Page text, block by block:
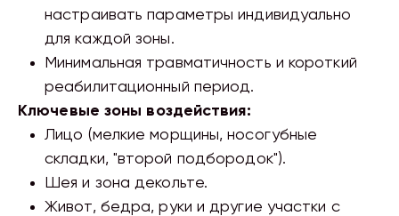
настраивать параметры индивидуально
для каждой зоны.
Минимальная травматичность и короткий
реабилитационный период.
Ключевые зоны воздействия:
Лицо (мелкие морщины, носогубные
складки, "второй подбородок").
Шея и зона декольте.
Живот, бедра, руки и другие участки с